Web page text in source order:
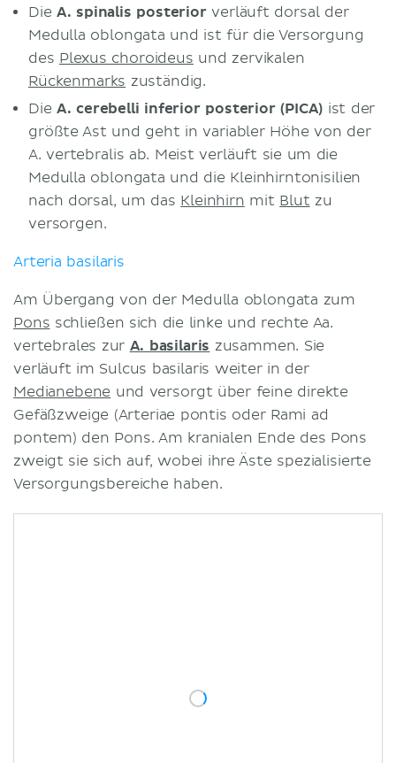
Die A. spinalis posteriorverläuft dorsal der
Medulla oblongata und ist für die Versorgung
des Plexus choroideus und zervikalen
Rückenmarks zuständig.
Die A. cerebelli inferior posterior (PICA) ist der
größte Ast und geht in variabler Höhe von der
A. vertebralis ab. Meist verläuft sie um die
Medulla oblongata und die Kleinhirntonisilien
nach dorsal, um das Kleinhirn mit Blut zu
versorgen.
Arteria basilaris
Am Übergang von der Medulla oblongata zum
Pons schließen sich die linke und rechte Aa.
vertebrales zur A. basilaris zusammen. Sie
verläuft im Sulcus basilaris weiter in der
Medianebene und versorgt über feine direkte
Gefäßzweige (Arteriae pontis oder Rami ad
pontem) den Pons. Am kranialen Ende des Pons
zweigt sie sich auf, wobei ihre Äste spezialisierte
Versorgungsbereiche haben.